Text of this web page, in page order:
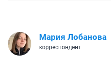
Мария Лобанова
корреспондент